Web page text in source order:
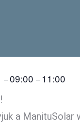
–09:00 – 11:00
a ManituSolar